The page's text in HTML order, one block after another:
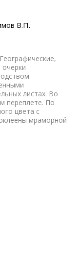
В.П.
листах. Во
переплете. По
цвета с
мраморной